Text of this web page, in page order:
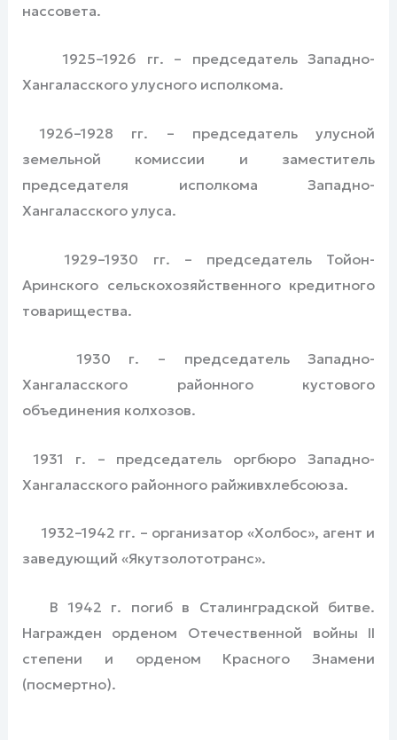
нассовета.
1925–1926 гг. – председатель Западно-
Хангаласского улусного исполкома.
1926–1928 гг. – председатель улусной
земельной комиссии и заместитель
председателя исполкома Западно-
Хангаласского улуса.
1929–1930 гг. – председатель Тойон-
Аринского сельскохозяйственного кредитного
товарищества.
1930 г. – председатель Западно-
Хангаласского районного кустового
объединения колхозов.
1931 г. – председатель оргбюро Западно-
Хангаласского районного райживхлебсоюза.
1932–1942 гг. – организатор «Холбос», агент и
заведующий «Якутзолототранс».
В 1942 г. погиб в Сталинградской битве.
Награжден орденом Отечественной войны II
степени и орденом Красного Знамени
(посмертно).